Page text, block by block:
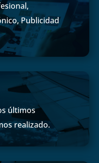
Publicidad
últimos
realizado.